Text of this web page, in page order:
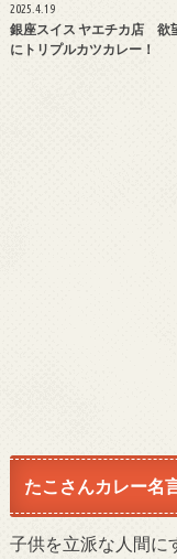
2025.4.19
銀座スイス ヤエチカ店 欲
にトリプルカツカレー！
たこさんカレー名
子供を立派な人間に